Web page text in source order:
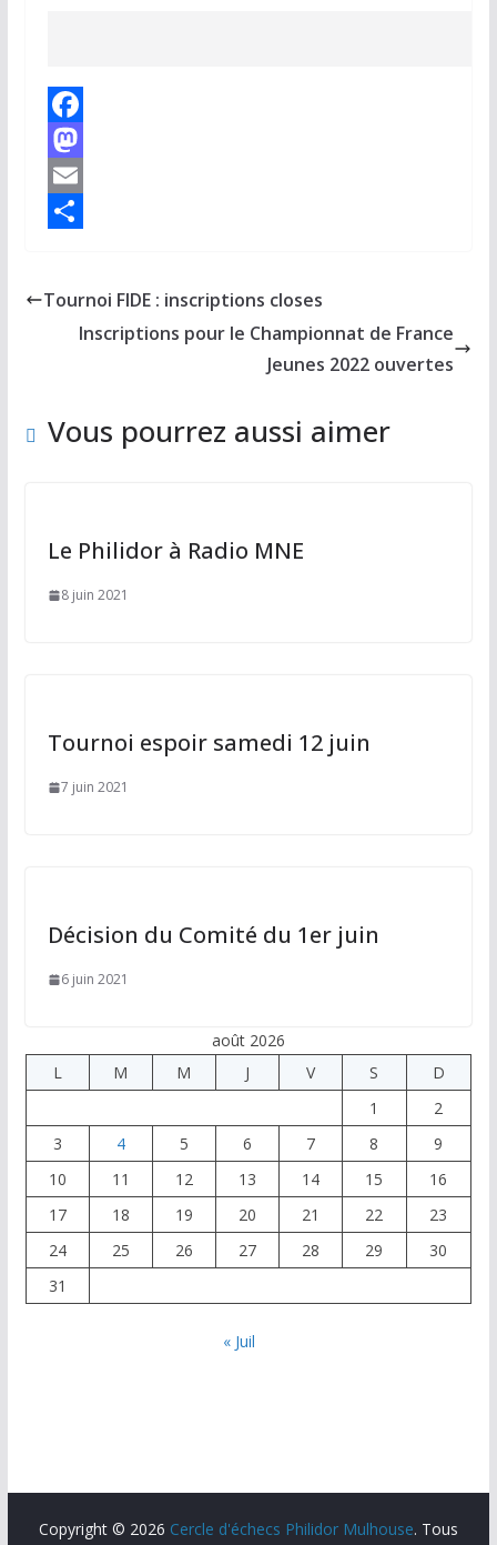
F
a
c
M
a
n
E
g
Tournoi FIDE : inscriptions closes
Inscriptions pour le Championnat de France
Jeunes 2022 ouvertes
Vous pourrez aussi aimer
Le Philidor à Radio MNE
8 juin 2021
Tournoi espoir samedi 12 juin
7 juin 2021
Décision du Comité du 1er juin
6 juin 2021
août 2026
L
M M J V S
D
1
2
3
4 5 6 7 8
9
10
11 12 13 14 15
16
17
18 19 20 21 22
23
24
25 26 27 28 29
30
31
« Juil
Copyright © 2026 Cercle d'échecs Philidor Mulhouse. Tous